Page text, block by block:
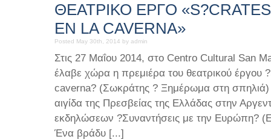
ΘΕΑΤΡΙΚΟ ΕΡΓΟ
EN LA CAVERNA»
Posted May 30th, 2014 by admin
Στις 27 Μαΐου 2014, στο Centro Cultural San
έλαβε χώρα η πρεμιέρα του θεατρικού έργου
caverna? (Σωκράτης ? Ξημέρωμα στη
αιγίδα της Πρεσβείας της Ελλάδας στην
εκδηλώσεων ?Συναντήσεις με την Ευρώπη?
Ένα βράδυ [...]